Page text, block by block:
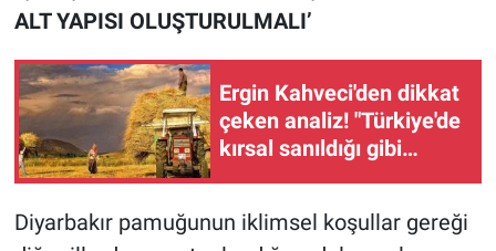
ALT YAPISI OLUŞTURULMALI’
Ergin Kahveci'den dikkat
çeken analiz! "Türkiye'de
kırsal sanıldığı gibi
Diyarbakır pamuğunun iklimsel koşullar gereği